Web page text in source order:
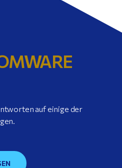
auf einige der